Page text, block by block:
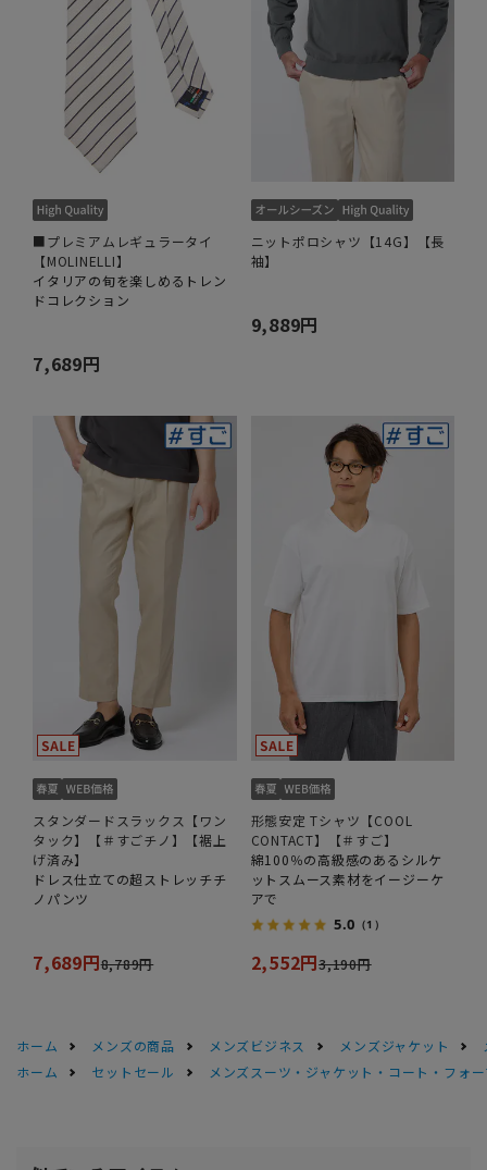
■プレミアムレギュラータイ
【MOLINELLI】
イタリアの旬を楽しめるトレン
ドコレクション
7,689円
ニットポロシャツ【14G】【長
袖】
9,889円
スタンダードスラックス【ワン
タック】【＃すごチノ】【裾上
げ済み】
ドレス仕立ての超ストレッチチ
ノパンツ
7,689円8,789円
形態安定 Tシャツ【COOL
CONTACT】【＃すご】
綿100％の高級感のあるシルケ
ットスムース素材をイージーケ
アで
5.0 （1）
2,552円3,190円
ホーム メンズの商品 メンズビジネス メンズジャケット
ホーム
セットセール メンズスーツ・ジャケット・コート・フォ